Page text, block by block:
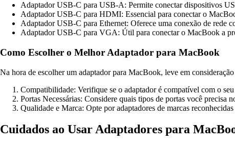
Adaptador USB-C para USB-A: Permite conectar dispositivos
Adaptador USB-C para HDMI: Essencial para conectar o
Adaptador USB-C para Ethernet: Oferece uma conexão de rede
Adaptador USB-C para VGA: Útil para conectar o MacBook a
Como Escolher o Melhor Adaptador para MacBook
Na hora de escolher um adaptador para MacBook, leve em
Compatibilidade: Verifique se o adaptador é compatível com o
Portas Necessárias: Considere quais tipos de portas você precisa
Qualidade e Marca: Opte por adaptadores de marcas
Cuidados ao Usar Adaptadores para